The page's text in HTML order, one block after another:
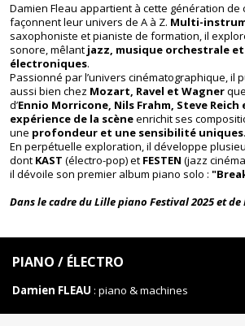
Damien Fleau appartient à cette génération de
façonnent leur univers de A à Z. Multi-
saxophoniste et pianiste de formation, il
sonore, mêlant jazz, musique orchestrale
électroniques.
Passionné par l’univers cinématographique, il
aussi bien chez Mozart, Ravel et Wagner
d’Ennio Morricone, Nils Frahm, Steve Reich
expérience de la scèneenrichit ses
une profondeur et une sensibilité uniques.
En perpétuelle exploration, il développe
dont KAST (électro-pop) et FESTEN (jazz
il dévoile son premier album piano solo :
Dans le cadre duLille piano Festival 2025et de
PIANO / ÉLECTRO
Damien FLEAU : piano & machines